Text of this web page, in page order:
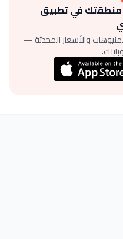
منطقتك في تطبيق
والأسعار المحدثة —